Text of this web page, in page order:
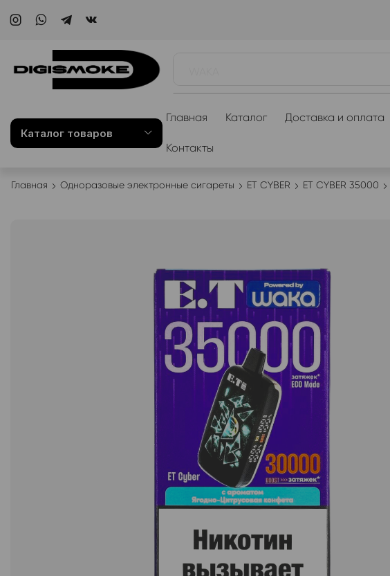
Каталог товаров
Главная Каталог Доставка и оплата
Контакты
Главная Одноразовые электронные сигареты ET CYBER ET CYBER 35000